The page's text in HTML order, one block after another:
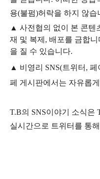
용(불펌)허락을 하지 않습
▲ 사전협의 없이 본 콘텐
재 및 복제, 배포를 금합
을 질 수 있습니다.
▲ 비영리 SNS(트위터,
페 게시판에서는 자유롭
T.B의 SNS이야기 소식은
실시간으로 트위터를 통